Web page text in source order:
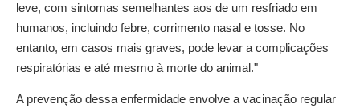
leve, com sintomas semelhantes aos de um resfriado em
humanos, incluindo febre, corrimento nasal e tosse. No
entanto, em casos mais graves, pode levar a complicações
respiratórias e até mesmo à morte do animal."
A prevenção dessa enfermidade envolve a vacinação regular